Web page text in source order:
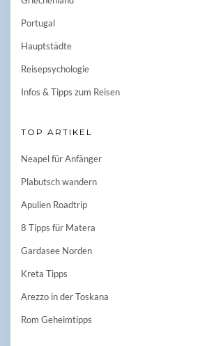
Portugal
Hauptstädte
Reisepsychologie
Infos & Tipps zum Reisen
TOP ARTIKEL
Neapel für Anfänger
Plabutsch wandern
Apulien Roadtrip
8 Tipps für Matera
Gardasee Norden
Kreta Tipps
Arezzo in der Toskana
Rom Geheimtipps